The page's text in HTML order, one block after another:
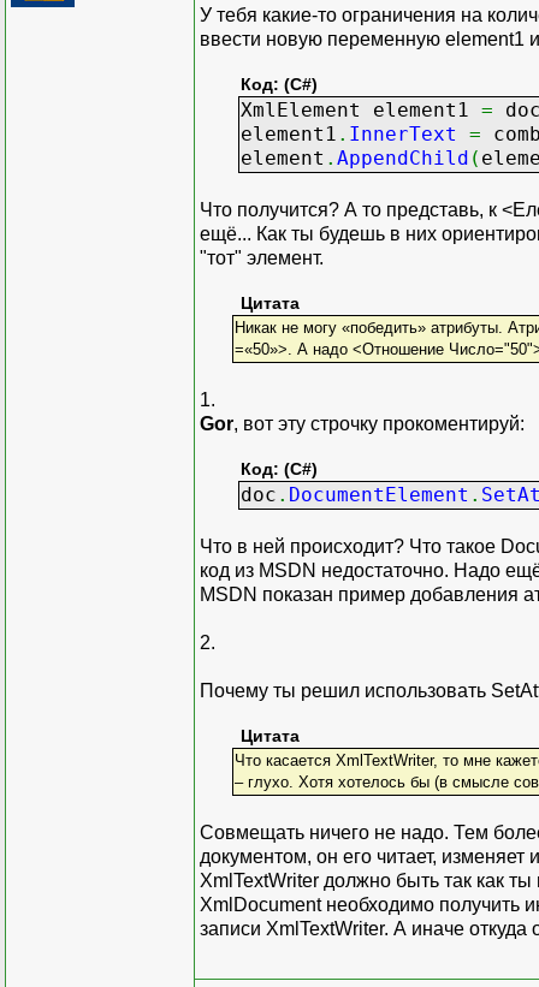
У тебя какие-то ограничения на
ввести новую переменную element1
Код: (C#)
XmlElement element1 =
element1 . InnerText =
element . AppendChild (
Что получится? А то представь, к
ещё... Как ты будешь в них
"тот" элемент.
Цитата
Никак не могу «победить» атрибуты.
=«50»>. А надо <Отношение
1.
Gor, вот эту строчку прокоментируй:
Код: (C#)
doc . DocumentElement .
Что в ней происходит? Что такое
код из MSDN недостаточно. Надо
MSDN показан пример добавления
2.
Почему ты решил использовать
Цитата
Что касается XmlTextWriter, то мне
– глухо. Хотя хотелось бы (в смысле
Совмещать ничего не надо. Тем
документом, он его читает,
XmlTextWriter должно быть так как
XmlDocument необходимо получить
записи XmlTextWriter. А иначе откуда